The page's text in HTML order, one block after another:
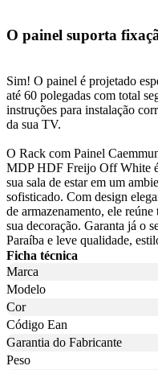
O painel suporta
Sim! O painel é projetado
até 60 polegadas com total
instruções para instalação
da sua TV.
O Rack com Painel
MDP HDF Freijo Off White
sua sala de estar em um
sofisticado. Com design
de armazenamento, ele
sua decoração. Garanta já o
Paraíba e leve qualidade,
Ficha técnica
Marca
Modelo
Cor
Código Ean
Garantia do Fabricante
Peso